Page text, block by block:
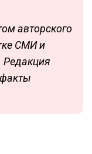
авторского
СМИ и
факты